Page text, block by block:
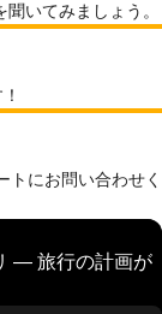
いてみましょう。
トにお問い合わせく
— 旅行の計画が